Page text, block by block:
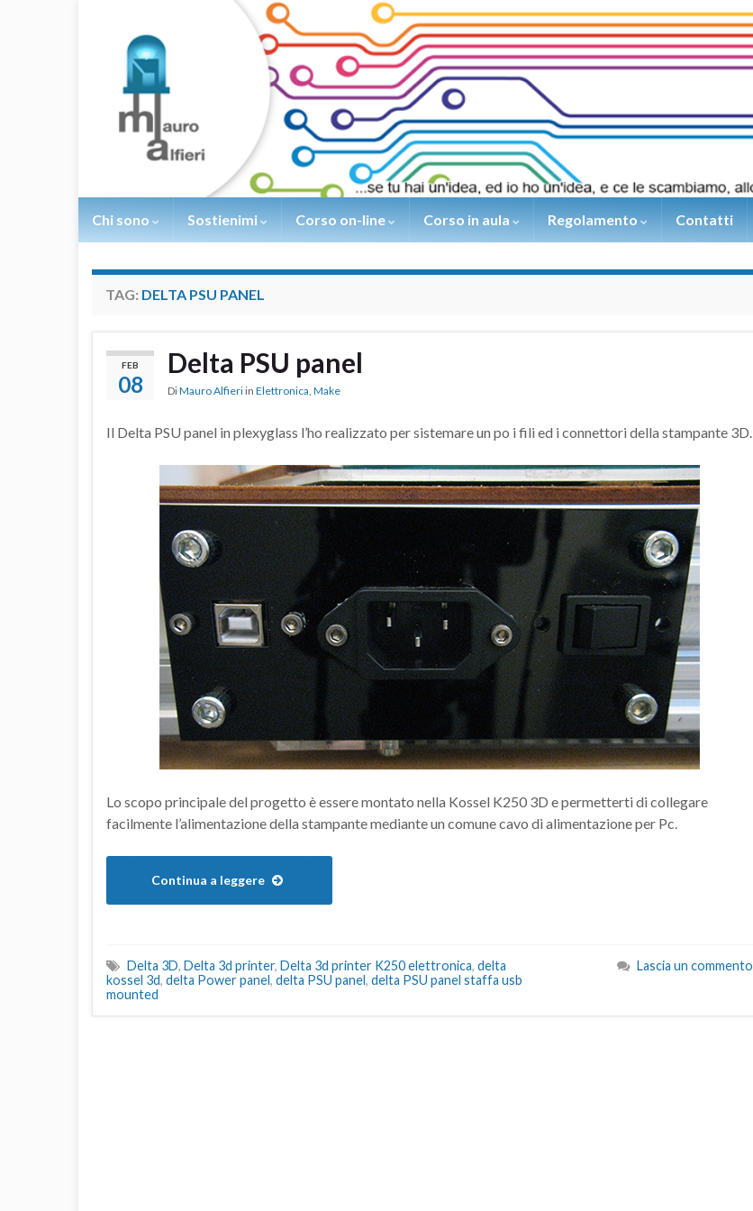
Chi sono Sostienimi Corso on-line Corso in aula Regolamento Contatti
TAG: DELTA PSU PANEL
FEB
08
Delta PSU panel
DiMauro Alfieri in Elettronica, Make
Il Delta PSU panel in plexyglass l’ho realizzato per sistemare un po i fili ed i connettori della stampante 3D.
Lo scopo principale del progetto è essere montato nella Kossel K250 3D e permetterti di collegare
facilmente l’alimentazione della stampante mediante un comune cavo di alimentazione per Pc.
Continua a leggere
Delta 3D, Delta 3d printer, Delta 3d printer K250 elettronica, delta
kossel 3d, delta Power panel, delta PSU panel, delta PSU panel staffa usb
mounted
Lascia un commento